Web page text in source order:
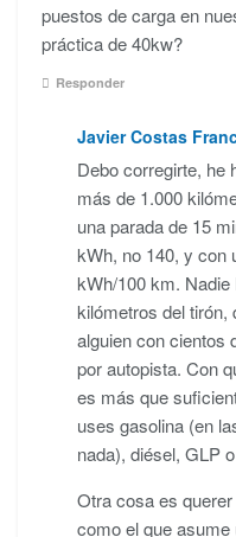
puestos de carga en
práctica de 40kw?
Responder
Javier Costas
Debo corregirte, he
más de 1.000
una parada de 15
kWh, no 140, y con
kWh/100 km.
kilómetros del tirón,
alguien con cientos
por autopista. Con
es más que
uses gasolina (en
nada), diésel, GLP
Otra cosa es
como el que